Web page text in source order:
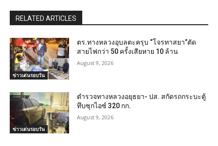
RELATED ARTICLES
ข่าวเด่นรอบวัน
ตร.ทางหลวงอุบลตะครุบ “โจรทาสยา”ตัด
สายไฟกว่า 50 ครั้งเสียหาย 10 ล้าน
August 9, 2026
ข่าวเด่นรอบวัน
ตำรวจทางหลวงอยุธยา- ปส. สกัดรถกระบะตู้
ทึบซุกไอซ์ 320 กก.
August 9, 2026